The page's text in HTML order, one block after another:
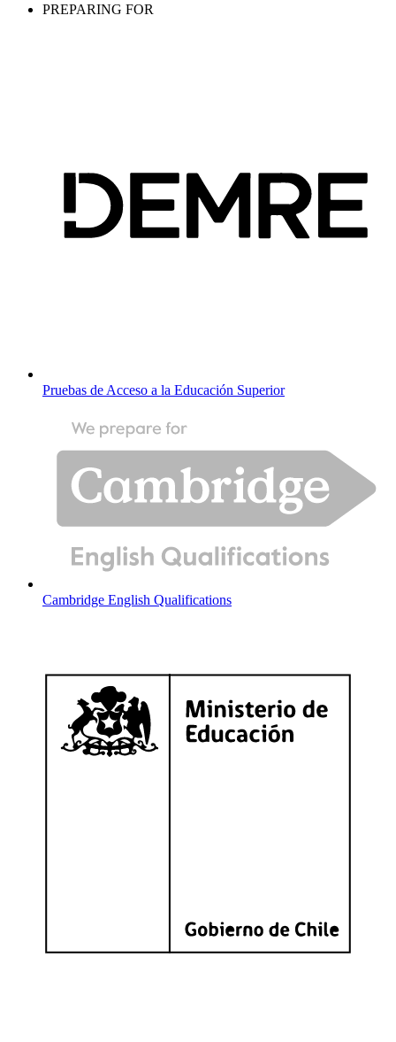
PREPARING FOR
Pruebas de Acceso a la Educación Superior
Cambridge English Qualifications